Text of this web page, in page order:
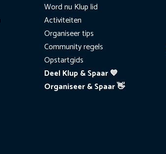
Word nu Klup lid
Activiteiten
Organiseer tips
Community regels
Opstartgids
Deel Klup & Spaar 💙
Organiseer & Spaar 👋